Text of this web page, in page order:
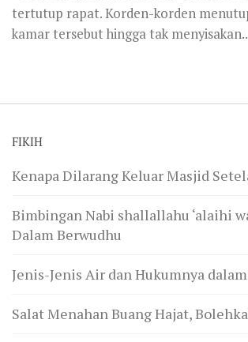
tertutup rapat. Korden-korden
kamar tersebut hingga tak
FIKIH
Kenapa Dilarang Keluar Masjid
Bimbingan Nabi shallallahu ‘alaihi
Dalam Berwudhu
Jenis-Jenis Air dan Hukumnya
Salat Menahan Buang Hajat,